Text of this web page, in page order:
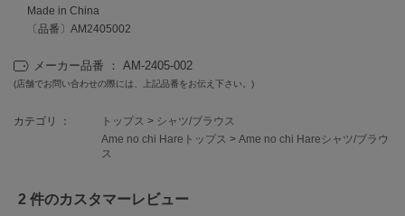
エトレトウキョウ
ey
アイ
FRAY I.D
Made in China
〔品番〕AM2405002
メーカー品番 ： AM-2405-002
(店舗でお問い合わせの際には、上記品番をお伝え下さい。)
カテゴリ ： トップス> シャツ/ブラウス
Ame no chi Hareトップス> Ame no chi Hareシャツ/ブラウ
ス
2 件のカスタマーレビュー